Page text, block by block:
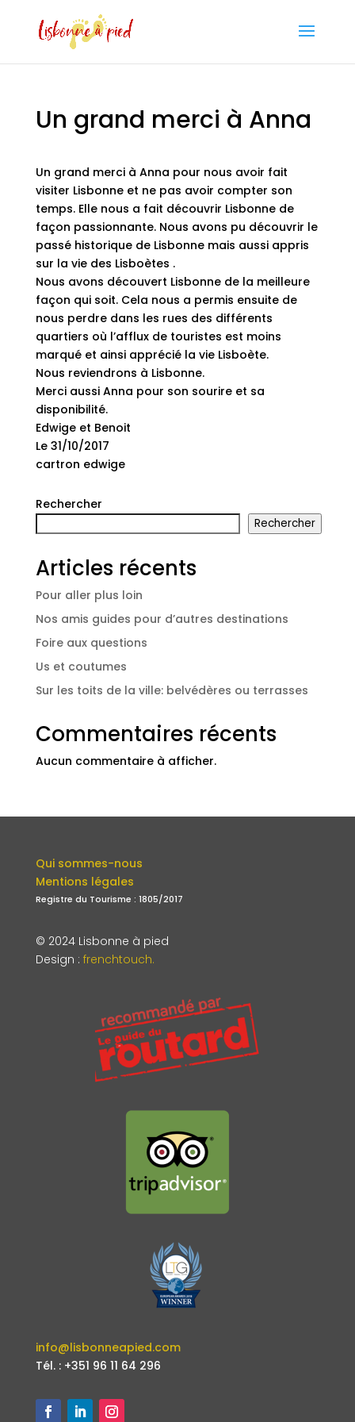
Un grand merci à Anna
Un grand merci à Anna pour nous avoir fait
visiter Lisbonne et ne pas avoir compter son
temps. Elle nous a fait découvrir Lisbonne de
façon passionnante. Nous avons pu découvrir le
passé historique de Lisbonne mais aussi appris
sur la vie des Lisboètes .
Nous avons découvert Lisbonne de la meilleure
façon qui soit. Cela nous a permis ensuite de
nous perdre dans les rues des différents
quartiers où l’afflux de touristes est moins
marqué et ainsi apprécié la vie Lisboète.
Nous reviendrons à Lisbonne.
Merci aussi Anna pour son sourire et sa
disponibilité.
Edwige et Benoit
Le 31/10/2017
cartron edwige
Rechercher
Rechercher
Articles récents
Pour aller plus loin
Nos amis guides pour d’autres destinations
Foire aux questions
Us et coutumes
Sur les toits de la ville: belvédères ou terrasses
Commentaires récents
Aucun commentaire à afficher.
Qui sommes-nous
Mentions légales
Registre du Tourisme : 1805/2017
© 2024 Lisbonne à pied
Design : frenchtouch.
info@lisbonneapied.com
Tél. : +351 96 11 64 296